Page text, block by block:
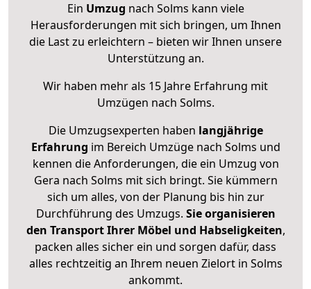
Ein Umzug nach Solms kann viele
Herausforderungen mit sich bringen, um Ihnen
die Last zu erleichtern – bieten wir Ihnen unsere
Unterstützung an.
Wir haben mehr als 15 Jahre Erfahrung mit
Umzügen nach Solms.
Die Umzugsexperten haben langjährige
Erfahrung im Bereich Umzüge nach Solms und
kennen die Anforderungen, die ein Umzug von
Gera nach Solms mit sich bringt. Sie kümmern
sich um alles, von der Planung bis hin zur
Durchführung des Umzugs. Sie organisieren
den Transport Ihrer Möbel und Habseligkeiten,
packen alles sicher ein und sorgen dafür, dass
alles rechtzeitig an Ihrem neuen Zielort in Solms
ankommt.